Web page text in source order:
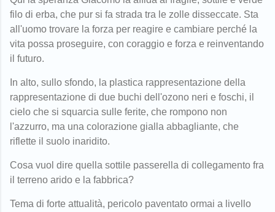
filo di erba, che pur si fa strada tra le zolle disseccate. Sta
all'uomo trovare la forza per reagire e cambiare perché la
vita possa proseguire, con coraggio e forza e reinventando
il futuro.
In alto, sullo sfondo, la plastica rappresentazione della
rappresentazione di due buchi dell'ozono neri e foschi, il
cielo che si squarcia sulle ferite, che rompono non
l'azzurro, ma una colorazione gialla abbagliante, che
riflette il suolo inaridito.
Cosa vuol dire quella sottile passerella di collegamento fra
il terreno arido e la fabbrica?
Tema di forte attualità, pericolo paventato ormai a livello